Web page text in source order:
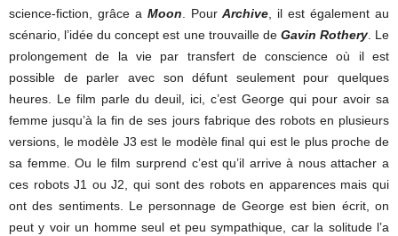
science-fiction, grâce a Moon . PourArchive , il est également au
scénario, l’idée du concept est une trouvaille de Gavin Rothery. Le
prolongement de la vie par transfert de conscience où il est
possible de parler avec son défunt seulement pour quelques
heures. Le film parle du deuil, ici, c’est George qui pour avoir sa
femme jusqu’à la fin de ses jours fabrique des robots en plusieurs
versions, le modèle J3 est le modèle final qui est le plus proche de
sa femme. Ou le film surprend c’est qu’il arrive à nous attacher a
ces robots J1 ou J2, qui sont des robots en apparences mais qui
ont des sentiments. Le personnage de George est bien écrit, on
peut y voir un homme seul et peu sympathique, car la solitude l’a